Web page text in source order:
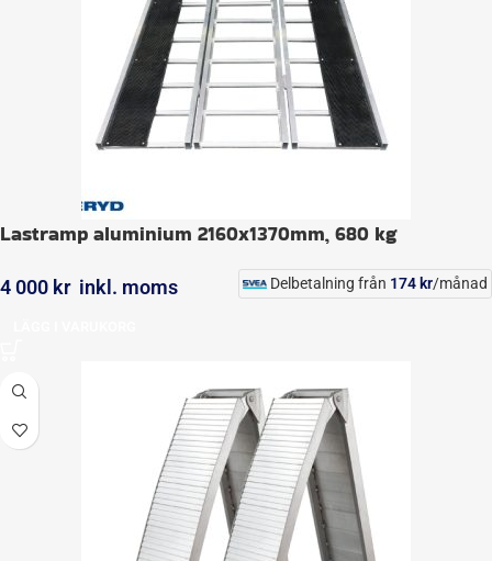
Lastramp aluminium 2160x1370mm, 680 kg
4 000 kr inkl. moms Delbetalning från 174 kr/månad